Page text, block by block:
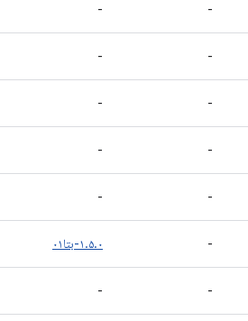
-
-
-
-
-
-
-
-
-
-
- ۱.۵.۰-بتا۰۱
-
-